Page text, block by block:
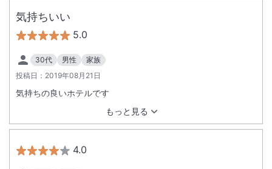
気持ちいい
5.0
30代 男性
家族
投稿日： 2019年08月21日
もっと見る
気持ちの良いホテルです
4.0